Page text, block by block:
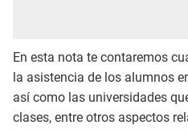
En esta nota te contaremos
la asistencia de los alumnos
así como las universidades
clases, entre otros aspectos